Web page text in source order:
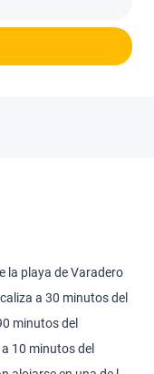
la playa de Varadero
a 30 minutos del
minutos del
10 minutos del